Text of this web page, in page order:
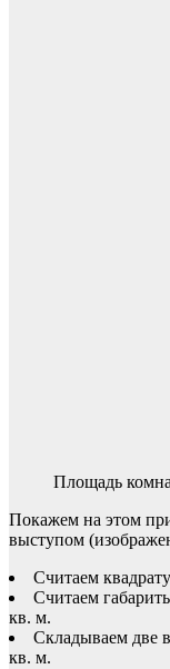
Площадь
Покажем на этом
выступом
Считаем
Считаем
кв. м.
Складываем две
кв. м.